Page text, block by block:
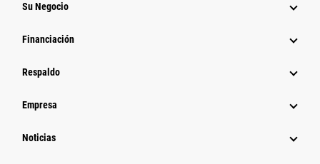
Su Negocio
Financiación
Respaldo
Empresa
Noticias